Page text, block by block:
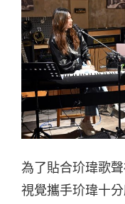
為了貼合玠瑋歌
視覺攜手玠瑋十